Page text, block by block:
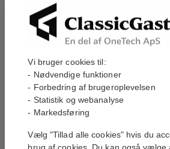
Jeg accepterer, at mine
kontakte mig i forbindelse med
Læs vores
Vi bruger cookies til:
- Nødvendige funktioner
- Forbedring af brugeroplevelsen
- Statistik og webanalyse
- Markedsføring
Vælg "Tillad alle cookies" hvis du
brug af cookies. Du kan også vælge